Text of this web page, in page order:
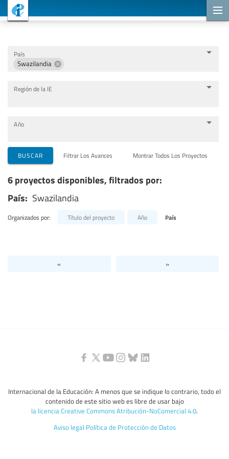
País
Swazilandia
Región de la IE
Año
Organizaciones que llevan a cabo el proyecto
Socios para la cooperación
Temas
BUSCAR Filtrar Los Avances Montrar Todos Los Proyectos
6 proyectos disponibles, filtrados por:
País: Swazilandia
Organizados por: Título del proyecto Año País
« »
Internacional de la Educación: A menos que se indique lo contrario, todo el
contenido de este sitio web es libre de usar bajo
la licencia Creative Commons Atribución-NoComercial 4.0.
Aviso legal Política de Protección de Datos